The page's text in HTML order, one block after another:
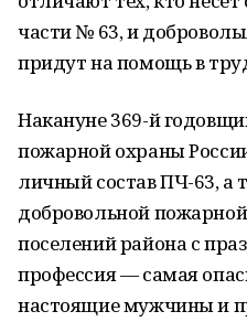
части № 63, и
придут на помощь в
Накануне 369-й
пожарной охраны
личный состав ПЧ-63, а
добровольной
поселений района с
профессия — самая
настоящие мужчины и